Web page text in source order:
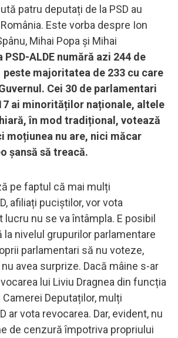
patru deputați de la PSD au
Este vorba despre Ion
Mihai Popa și Mihai
PSD-ALDE numără azi 244 de
peste majoritatea de 233 cu care
Cei 30 de parlamentari
ai minorităților naționale, altele
în mod tradițional, votează
moțiunea nu are, nici măcar
șansă să treacă.
pe faptul că mai mulți
afiliați puciștilor, vor vota
lucru nu se va întâmpla. E posibil
nivelul grupurilor parlamentare
parlamentari să nu voteze,
avea surprize. Dacă mâine s-ar
lui Liviu Dragnea din funcția
Deputaților, mulți
ar vota revocarea. Dar, evident, nu
de cenzură împotriva propriului